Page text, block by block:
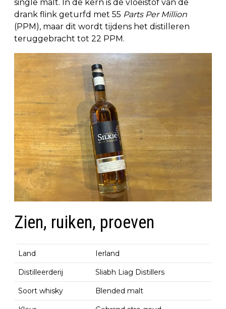
single malt. In de kern is de vloeistof van de
drank flink geturfd met 55 Parts Per Million
(PPM), maar dit wordt tijdens het distilleren
teruggebracht tot 22 PPM.
Zien, ruiken, proeven
Land Ierland
Distilleerderij Sliabh Liag Distillers
Soort whisky Blended malt